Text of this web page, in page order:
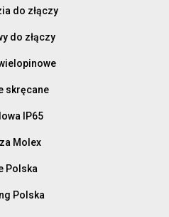
do złączy
do złączy
skręcane
IP65
Molex
Polska
Polska